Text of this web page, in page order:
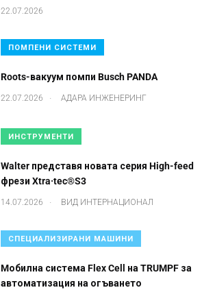
22.07.2026
ПОМПЕНИ СИСТЕМИ
Roots-вакуум помпи Busch PANDA
22.07.2026 . АДАРА ИНЖЕНЕРИНГ
ИНСТРУМЕНТИ
Walter представя новата серия High-feed
фрези Xtra·tec®S3
14.07.2026 . ВИД ИНТЕРНАЦИОНАЛ
СПЕЦИАЛИЗИРАНИ МАШИНИ
Mобилна система Flex Cell на TRUMPF за
автоматизация на огъването